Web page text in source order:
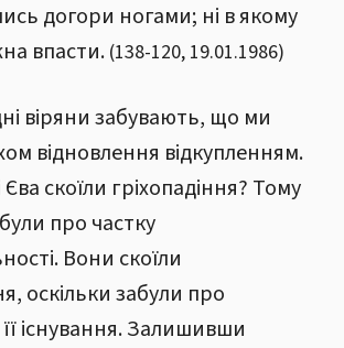
догори ногами; ні в якому
впасти. (138-120, 19.01.1986)
віряни забувають, що ми
відновлення відкупленням.
скоїли гріхопадіння? Тому
про частку
Вони скоїли
оскільки забули про
існування. Залишивши